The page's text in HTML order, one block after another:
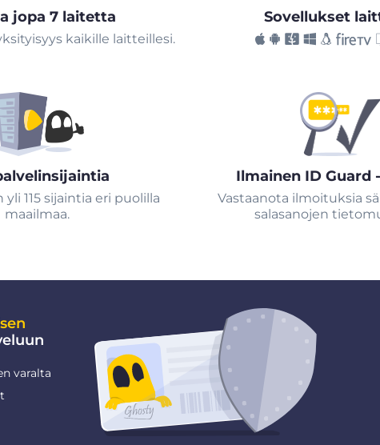
jopa 7 laitetta
kaikille laitteillesi.
Sovellukset
115 sijaintia eri puolilla
maailmaa.
Ilmainen ID Guard
Vastaanota ilmoituksia
salasanojen
varalta